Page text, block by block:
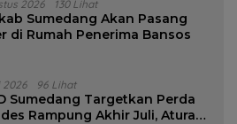
2026 130 Lihat
Sumedang Akan Pasang
di Rumah Penerima Bansos
2026 96 Lihat
Sumedang Targetkan Perda
Rampung Akhir Juli, Aturan